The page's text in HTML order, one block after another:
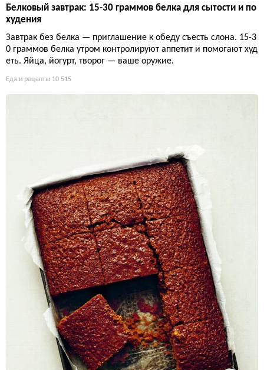
Белковый завтрак: 15-30 граммов белка для сытости и по
худения
Завтрак без белка — приглашение к обеду съесть слона. 15-3
0 граммов белка утром контролируют аппетит и помогают худ
еть. Яйца, йогурт, творог — ваше оружие.
Еда и рецепты 10 515